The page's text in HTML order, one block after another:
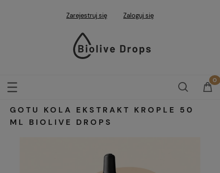
Zarejestruj się Zaloguj się
GOTU KOLA EKSTRAKT KROPLE 50
ML BIOLIVE DROPS